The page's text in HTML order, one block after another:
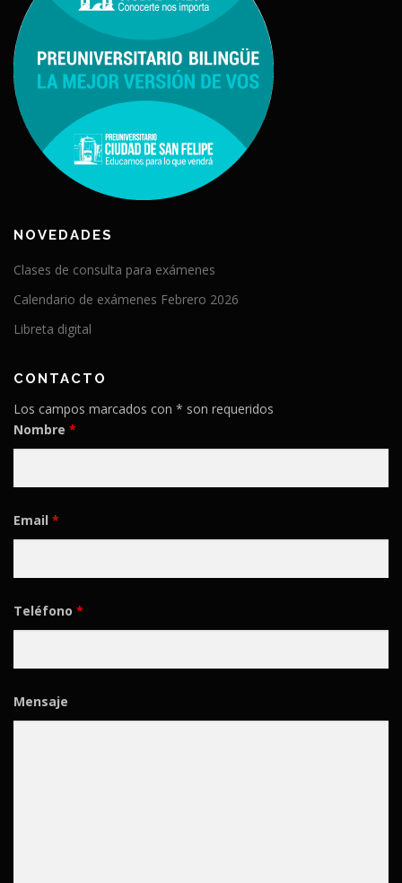
NOVEDADES
Clases de consulta para exámenes
Calendario de exámenes Febrero 2026
Libreta digital
CONTACTO
Los campos marcados con * son requeridos
Nombre *
Email *
Teléfono *
Mensaje